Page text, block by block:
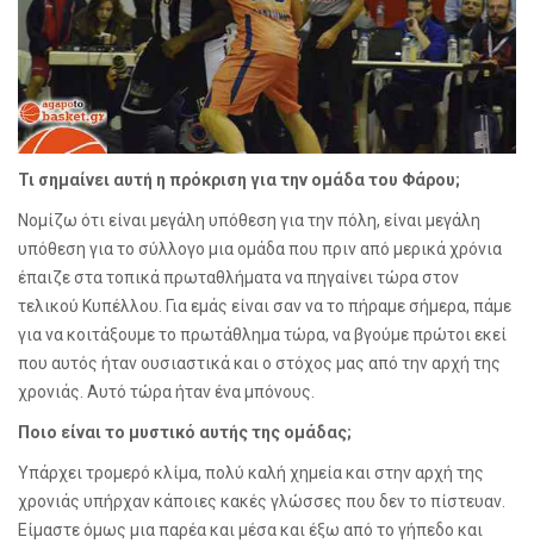
Τι σημαίνει αυτή η πρόκριση για την ομάδα του Φάρου;
Νομίζω ότι είναι μεγάλη υπόθεση για την πόλη, είναι μεγάλη
υπόθεση για το σύλλογο μια ομάδα που πριν από μερικά χρόνια
έπαιζε στα τοπικά πρωταθλήματα να πηγαίνει τώρα στον
τελικού Κυπέλλου. Για εμάς είναι σαν να το πήραμε σήμερα, πάμε
για να κοιτάξουμε το πρωτάθλημα τώρα, να βγούμε πρώτοι εκεί
που αυτός ήταν ουσιαστικά και ο στόχος μας από την αρχή της
χρονιάς. Αυτό τώρα ήταν ένα μπόνους.
Ποιο είναι το μυστικό αυτής της ομάδας;
Υπάρχει τρομερό κλίμα, πολύ καλή χημεία και στην αρχή της
χρονιάς υπήρχαν κάποιες κακές γλώσσες που δεν το πίστευαν.
Είμαστε όμως μια παρέα και μέσα και έξω από το γήπεδο και